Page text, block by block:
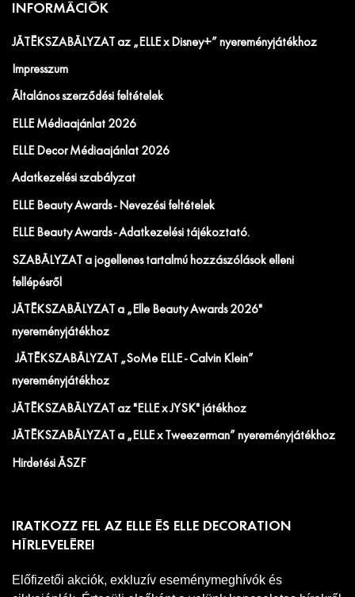
INFORMÁCIÓK
JÁTÉKSZABÁLYZAT az „ELLE x Disney+” nyereményjátékhoz
Impresszum
Általános szerződési feltételek
ELLE Médiaajánlat 2026
ELLE Decor Médiaajánlat 2026
Adatkezelési szabályzat
ELLE Beauty Awards - Nevezési feltételek
ELLE Beauty Awards - Adatkezelési tájékoztató.
SZABÁLYZAT a jogellenes tartalmú hozzászólások elleni
fellépésről
JÁTÉKSZABÁLYZAT a „Elle Beauty Awards 2026"
nyereményjátékhoz
JÁTÉKSZABÁLYZAT „SoMe ELLE - Calvin Klein”
nyereményjátékhoz
JÁTÉKSZABÁLYZAT az "ELLE x JYSK" játékhoz
JÁTÉKSZABÁLYZAT a „ELLE x Tweezerman” nyereményjátékhoz
Hirdetési ÁSZF
IRATKOZZ FEL AZ ELLE ÉS ELLE DECORATION
HÍRLEVELÉRE!
Előfizetői akciók, exkluzív eseménymeghívók és